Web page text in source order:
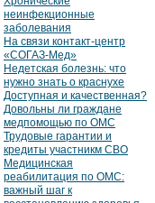
неинфекционные
заболевания
На связи контакт-центр
«СОГАЗ-Мед»
Недетская болезнь: что
нужно знать о краснухе
Доступная и качественная?
Довольны ли граждане
медпомощью по ОМС
Трудовые гарантии и
кредиты участникм СВО
Медицинская
реабилитация по ОМС:
важный шаг к